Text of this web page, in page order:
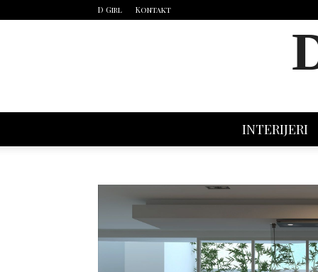
D Girl Kontakt
INTERIJERI